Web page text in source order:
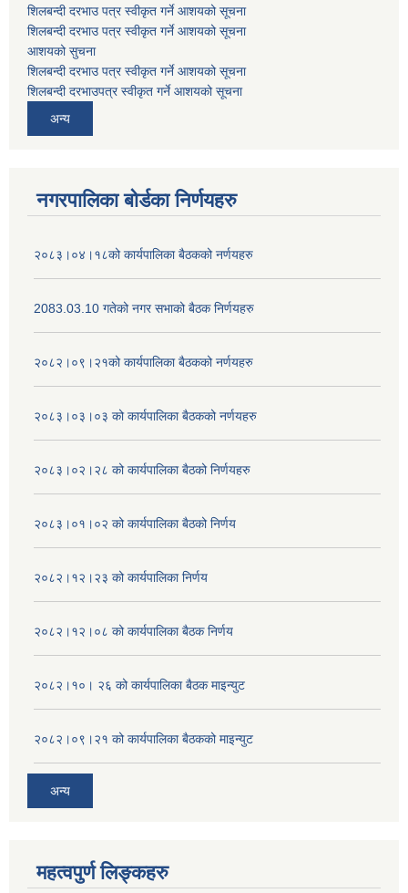
शिलबन्दी दरभाउ पत्र स्वीकृत गर्ने आशयको सूचना
शिलबन्दी दरभाउ पत्र स्वीकृत गर्ने आशयको सूचना
आशयको सुचना
शिलबन्दी दरभाउ पत्र स्वीकृत गर्ने आशयको सूचना
शिलबन्दी दरभाउपत्र स्वीकृत गर्ने आशयको सूचना
अन्य
नगरपालिका बोर्डका निर्णयहरु
२०८३।०४।१८को कार्यपालिका बैठकको नर्णयहरु
2083.03.10 गतेको नगर सभाको बैठक निर्णयहरु
२०८२।०९।२१को कार्यपालिका बैठकको नर्णयहरु
२०८३।०३।०३ को कार्यपालिका बैठकको नर्णयहरु
२०८३।०२।२८ को कार्यपालिका बैठको निर्णयहरु
२०८३।०१।०२ को कार्यपालिका बैठको निर्णय
२०८२।१२।२३ को कार्यपालिका निर्णय
२०८२।१२।०८ को कार्यपालिका बैठक निर्णय
२०८२।१०। २६ को कार्यपालिका बैठक माइन्युट
२०८२।०९।२१ को कार्यपालिका बैठकको माइन्युट
अन्य
महत्वपुर्ण लिङ्कहरु